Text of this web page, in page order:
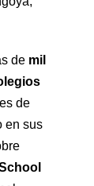
de mil
de
en sus